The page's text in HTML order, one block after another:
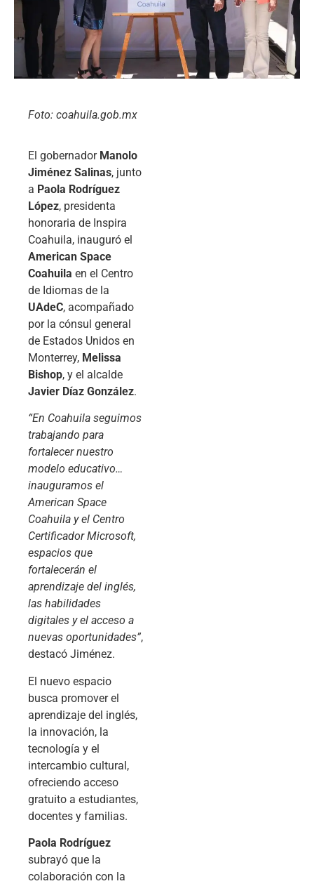
Foto: coahuila.gob.mx
El gobernador Manolo
Jiménez Salinas, junto
a Paola Rodríguez
López, presidenta
honoraria de Inspira
Coahuila, inauguró el
American Space
Coahuila en el Centro
de Idiomas de la
UAdeC, acompañado
por la cónsul general
de Estados Unidos en
Monterrey, Melissa
Bishop, y el alcalde
Javier Díaz González.
“En Coahuila seguimos
trabajando para
fortalecer nuestro
modelo educativo…
inauguramos el
American Space
Coahuila y el Centro
Certificador Microsoft,
espacios que
fortalecerán el
aprendizaje del inglés,
las habilidades
digitales y el acceso a
nuevas oportunidades”,
destacó Jiménez.
El nuevo espacio
busca promover el
aprendizaje del inglés,
la innovación, la
tecnología y el
intercambio cultural,
ofreciendo acceso
gratuito a estudiantes,
docentes y familias.
Paola Rodríguez
subrayó que la
colaboración con la